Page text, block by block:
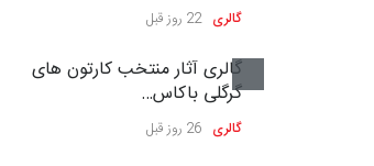
گالری 22 روز قبل
گالری آثار منتخب کارتون های
گرگلی باکاس…
گالری 26 روز قبل